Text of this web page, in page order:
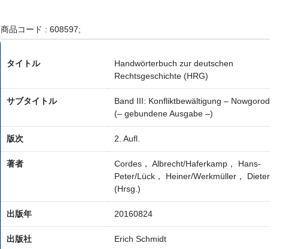
商品コード : 608597;
タイトル
Handwörterbuch zur deutschen
Rechtsgeschichte (HRG)
サブタイトル
Band III: Konfliktbewältigung – Nowgorod
(– gebundene Ausgabe –)
版次 2. Aufl.
著者
Cordes， Albrecht/Haferkamp， Hans-
Peter/Lück， Heiner/Werkmüller， Dieter
(Hrsg.)
出版年 20160824
出版社 Erich Schmidt